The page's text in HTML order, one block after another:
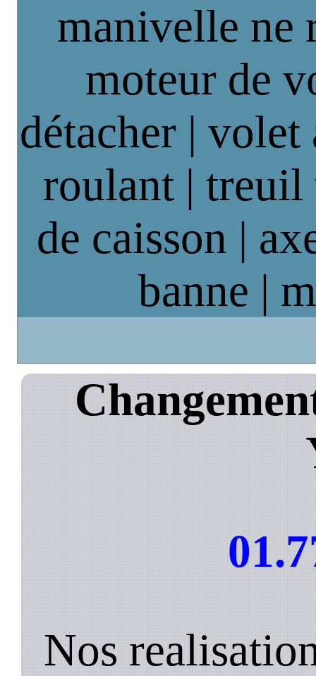
manivelle ne
moteur de
détacher | volet
roulant |
de caisson |
banne |
Nos